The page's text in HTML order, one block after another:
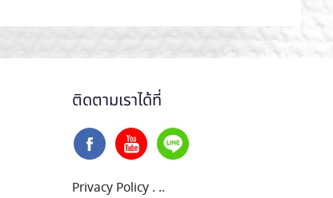
ติดตามเราได้ที่
Privacy Policy . ..